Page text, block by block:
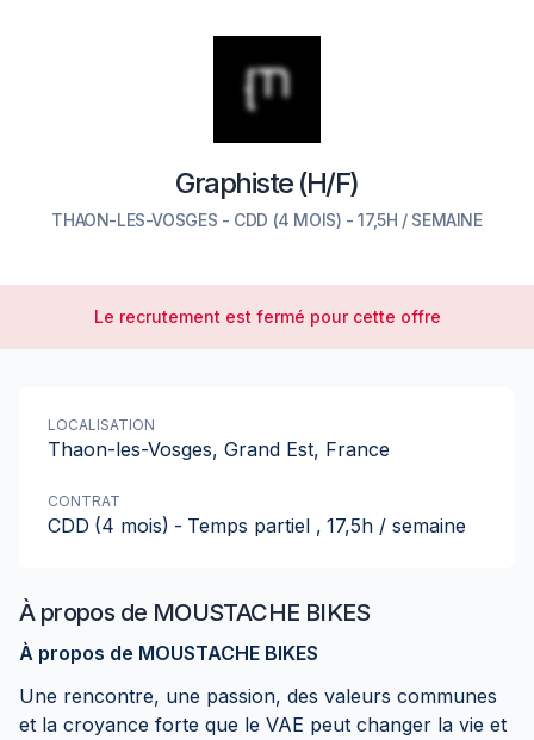
Graphiste (H/F)
THAON-LES-VOSGES - CDD (4 MOIS) - 17,5H / SEMAINE
Le recrutement est fermé pour cette offre
À propos de MOUSTACHE BIKES
À propos de MOUSTACHE BIKES
Une rencontre, une passion, des valeurs communes
et la croyance forte que le VAE peut changer la vie et
LOCALISATION
Thaon-les-Vosges, Grand Est, France
CONTRAT
CDD (4 mois) - Temps partiel , 17,5h / semaine